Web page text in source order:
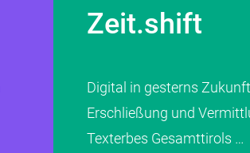
Zeit.shift
Digital in gesterns
Erschließung und
Texterbes Gesamttirols …